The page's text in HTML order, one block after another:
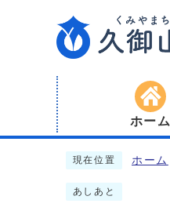
ホーム
現在位置 ホーム
あしあと